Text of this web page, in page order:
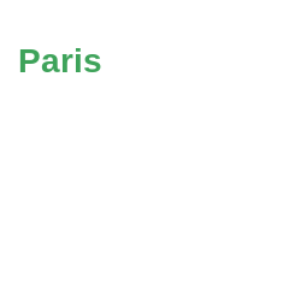
Paris